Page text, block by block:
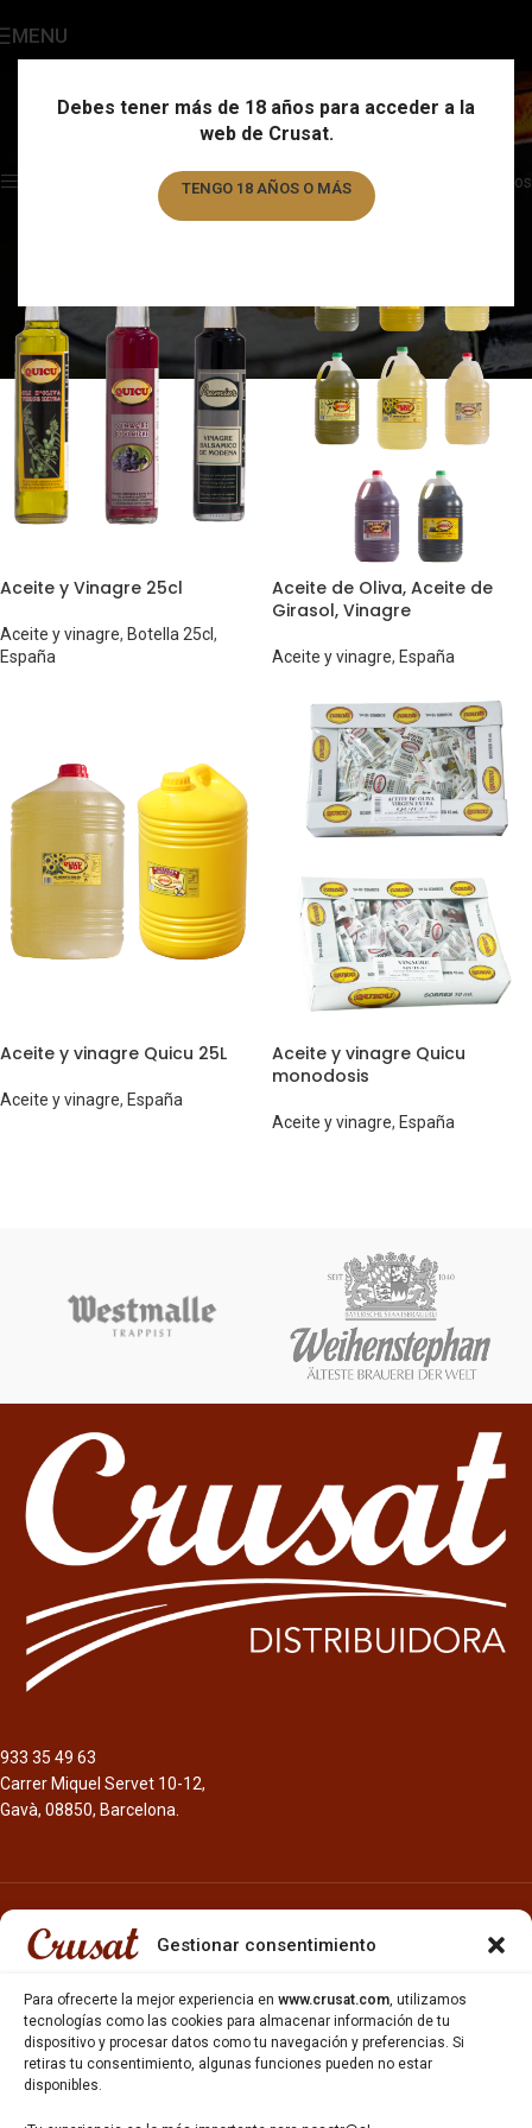
Debes tener más de 18 años para acceder a la
web de Crusat.
TENGO 18 AÑOS O MÁS
Gestionar consentimiento
Para ofrecerte la mejor experiencia en www.crusat.com, utilizamos
tecnologías como las cookies para almacenar información de tu
dispositivo y procesar datos como tu navegación y preferencias. Si
retiras tu consentimiento, algunas funciones pueden no estar
disponibles.
MENU Aceite y vinagre
Aceite y vinagre Showing all 4 results
Filtros
Aceite y Vinagre 25cl
Aceite y vinagre, Botella 25cl,
España
Aceite de Oliva, Aceite de
Girasol, Vinagre
Aceite y vinagre, España
Aceite y vinagre Quicu 25L
Aceite y vinagre, España
Aceite y vinagre Quicu
monodosis
Aceite y vinagre, España
933 35 49 63
Carrer Miquel Servet 10-12,
Gavà, 08850, Barcelona.
NOSOTROS
CERVEZAS
ESTRELLA GALICIA
OTROS PRODUCTOS